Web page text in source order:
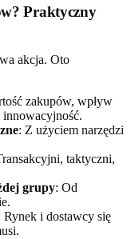
Praktyczny
akcja. Oto
zakupów, wpływ
: Z użyciem narzędzi
taktyczni,
grupy: Od
Rynek i dostawcy się